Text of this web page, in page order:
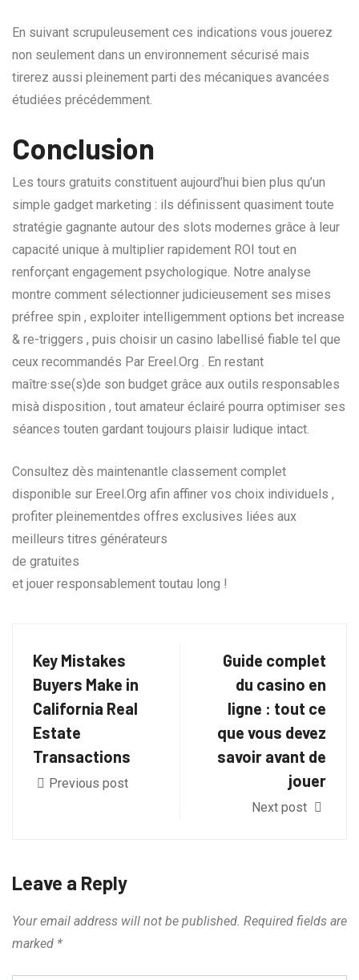
En suivant scrupuleusement ces indications vous jouerez
non seulement dans un environnement sécurisé mais
tirerez aussi pleinement parti des mécaniques avancées
étudiées précédemment.
Conclusion
Les tours gratuits constituent aujourd’hui bien plus qu’un
simple gadget marketing : ils définissent quasiment toute
stratégie gagnante autour des slots modernes grâce à leur
capacité unique à multiplier rapidement ROI tout en
renforçant engagement psychologique. Notre analyse
montre comment sélectionner judicieusement ses mises
pré­free spin , exploiter intelligemment options bet increase
& re-triggers , puis choisir un casino labellisé fiable tel que
ceux recommandés Par Ereel.Org . En restant
maître·sse(s)de son budget grâce aux outils responsables
misà disposition , tout amateur éclairé pourra optimiser ses
séances touten gardant toujours plaisir ludique intact.
Consultez dès maintenantle classement complet
disponible sur Ereel.Org afin affiner vos choix individuels ,
profiter pleinementdes offres exclusives liées aux
meilleurs titres générateurs
de gratui tes
et jouer responsablement toutau long !
Key Mistakes
Buyers Make in
California Real
Estate
Transactions
Previous post
Guide complet
du casino en
ligne : tout ce
que vous devez
savoir avant de
jouer
Next post
Leave a Reply
Your email address will not be published. Required fields are
marked *